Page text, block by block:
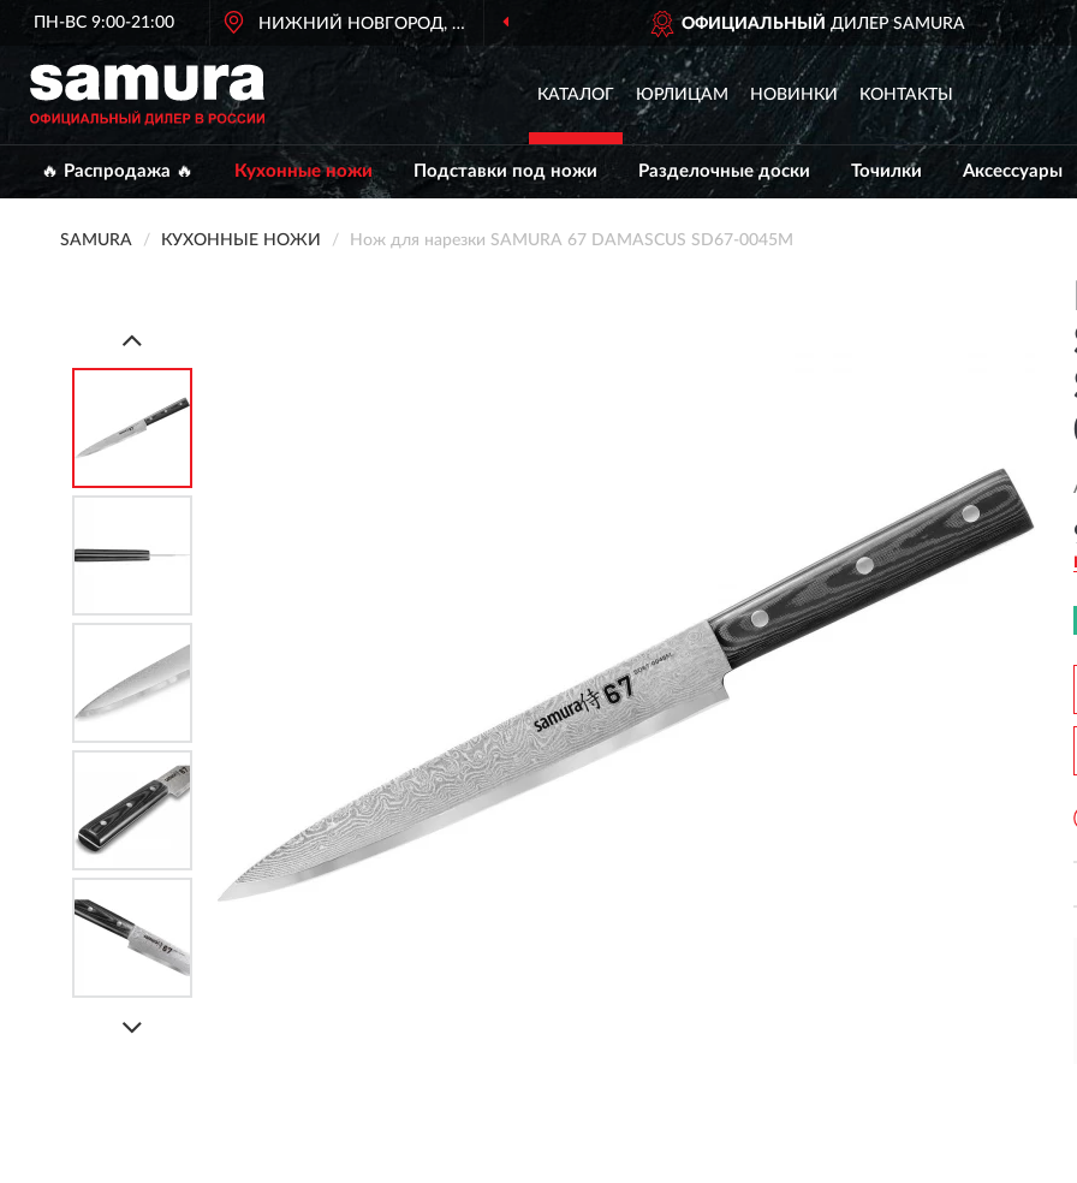
ПН-ВС 9:00-21:00 НИЖНИЙ НОВГОРОД, НИЖНИЙ НОВГОРОД ОФИЦИАЛЬНЫЙ ДИЛЕР SAMURA
КАТАЛОГ ЮРЛИЦАМ НОВИНКИ КОНТАКТЫ
🔥 Распродажа 🔥 Кухонные ножи Подставки под ножи Разделочные доски Точилки Аксессуары
SAMURA КУХОННЫЕ НОЖИ Нож для нарезки SAMURA 67 DAMASCUS SD67-0045M